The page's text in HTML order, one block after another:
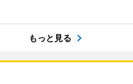
もっと見る